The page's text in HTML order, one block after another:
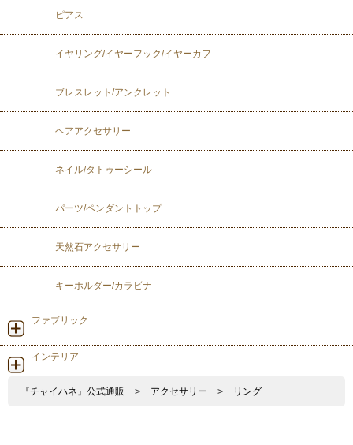
ピアス
イヤリング/イヤーフック/イヤーカフ
ブレスレット/アンクレット
ヘアアクセサリー
ネイル/タトゥーシール
パーツ/ペンダントトップ
天然石アクセサリー
キーホルダー/カラビナ
ファブリック
インテリア
『チャイハネ』公式通販 > アクセサリー > リング